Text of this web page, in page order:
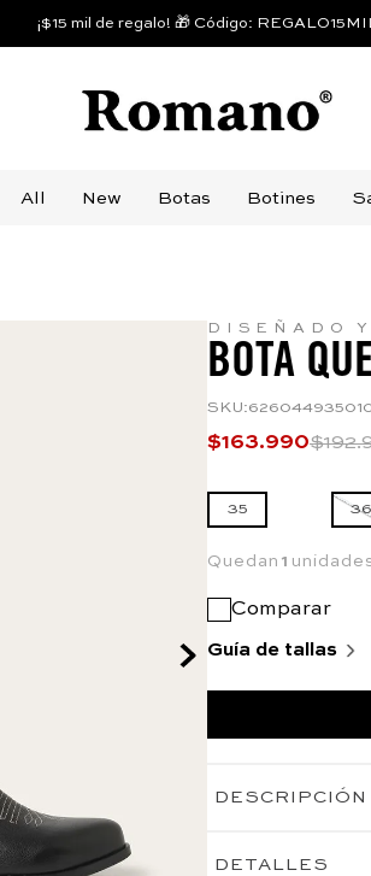
¡$15 mil de regalo! 🎁 Código:
All New Botas Botines
DISEÑADO
BOTA
SKU:
$163.990$192.
35 36
Quedan 1
Comparar
Guía de tallas
DESCRIPCIÓN
DETALLES